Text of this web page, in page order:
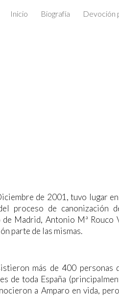
Inicio Biografía Devoción
de 2001, tuvo lugar
proceso de canonización
Madrid, Antonio Mª Rouco
parte de las mismas.
más de 400 personas
de toda España
a Amparo en vida,